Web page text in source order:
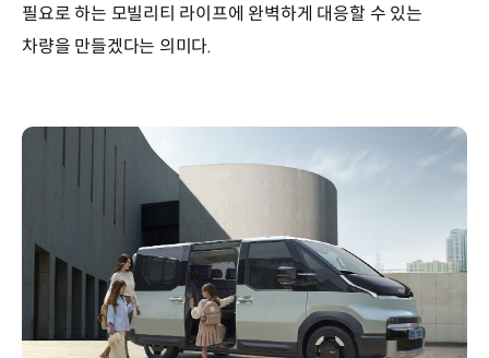
필요로 하는 모빌리티 라이프에 완벽하게 대응할 수 있는
차량을 만들겠다는 의미다.